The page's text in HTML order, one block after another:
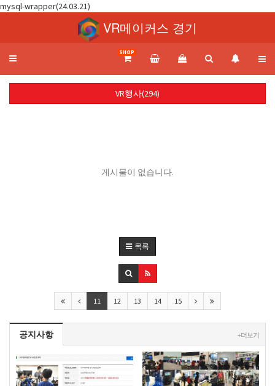
mysql-wrapper(24.03.21)
VR메이커스 경기
Toggle
SHOP
VR행사(294)
게시물이 없습니다.
목록
11 12 13 14 15
공지사항 + 더보기